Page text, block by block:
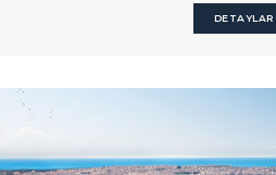
DETAYLAR